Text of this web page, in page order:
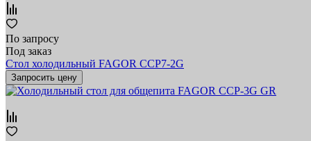
По запросу
Под заказ
Стол холодильный FAGOR CCP7-2G
Запросить цену